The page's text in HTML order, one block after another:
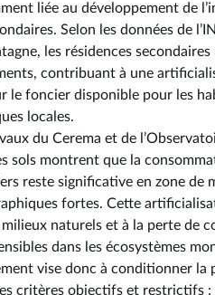
liée au développement de
Selon les données de
les résidences
contribuant à une
le foncier disponible pour les
locales.
du Cerema et de
sols montrent que la
reste significative en zone de
fortes. Cette
naturels et à la perte de
dans les écosystèmes
vise donc à conditionner la
critères objectifs et restrictifs :